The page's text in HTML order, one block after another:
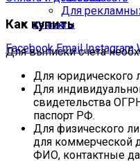
Для
Контакты
Facebook Email Instagram
Как купить
Для выписки счета
Для юридического
Для
свидетельства
паспорт РФ.
Для физического
для коммерческой
ФИО, контактные